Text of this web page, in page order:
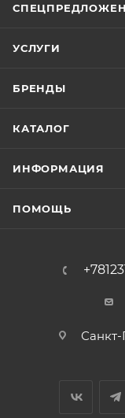
УСЛУГИ
БРЕНДЫ
КАТАЛОГ
ИНФОРМАЦИЯ
ПОМОЩЬ
Санкт-